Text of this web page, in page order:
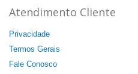
Atendimento Cliente
Privacidade
Termos Gerais
Fale Conosco